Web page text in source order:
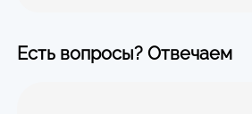
Есть вопросы? Отвечаем